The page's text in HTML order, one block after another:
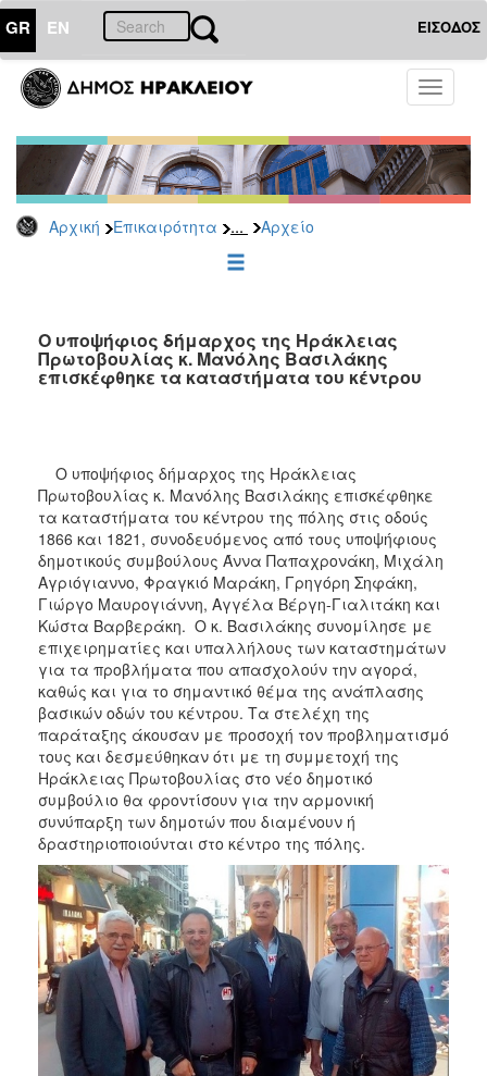
GR EN ΕΙΣΟΔΟΣ
Toggle
Αρχική Επικαιρότητα ... Αρχείο
ΕΠΙΚΑΙΡΟΤΗΤΑ
Παρατάξεις
Αρχείο
ΕΠΙΣΚΕΠΤΗΣ
ΗΡΑΚΛΕΙΟ
Ο υποψήφιος δήμαρχος της Ηράκλειας
Πρωτοβουλίας κ. Μανόλης Βασιλάκης
επισκέφθηκε τα καταστήματα του κέντρου
Ο υποψήφιος δήμαρχος της Ηράκλειας
Πρωτοβουλίας κ. Μανόλης Βασιλάκης επισκέφθηκε
τα καταστήματα του κέντρου της πόλης στις οδούς
1866 και 1821, συνοδευόμενος από τους υποψήφιους
δημοτικούς συμβούλους Άννα Παπαχρονάκη, Μιχάλη
Αγριόγιαννο, Φραγκιό Μαράκη, Γρηγόρη Σηφάκη,
Γιώργο Μαυρογιάννη, Αγγέλα Βέργη-Γιαλιτάκη και
Κώστα Βαρβεράκη. Ο κ. Βασιλάκης συνομίλησε με
επιχειρηματίες και υπαλλήλους των καταστημάτων
για τα προβλήματα που απασχολούν την αγορά,
καθώς και για το σημαντικό θέμα της ανάπλασης
βασικών οδών του κέντρου. Τα στελέχη της
παράταξης άκουσαν με προσοχή τον προβληματισμό
τους και δεσμεύθηκαν ότι με τη συμμετοχή της
Ηράκλειας Πρωτοβουλίας στο νέο δημοτικό
συμβούλιο θα φροντίσουν για την αρμονική
συνύπαρξη των δημοτών που διαμένουν ή
δραστηριοποιούνται στο κέντρο της πόλης.